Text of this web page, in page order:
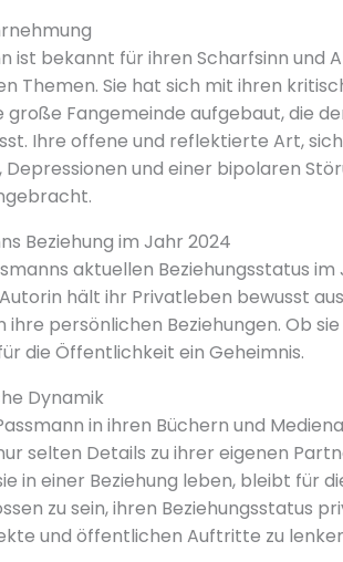
ist bekannt für ihren Scharfsinn und
Themen. Sie hat sich mit ihren
große Fangemeinde aufgebaut, die
Ihre offene und reflektierte Art,
Depressionen und einer bipolaren
Beziehung im Jahr 2024
aktuellen Beziehungsstatus
hält ihr Privatleben bewusst
ihre persönlichen Beziehungen. Ob
die Öffentlichkeit ein Geheimnis.
Dynamik
in ihren Büchern und
selten Details zu ihrer eigenen
in einer Beziehung leben, bleibt für
zu sein, ihren Beziehungsstatus
und öffentlichen Auftritte zu